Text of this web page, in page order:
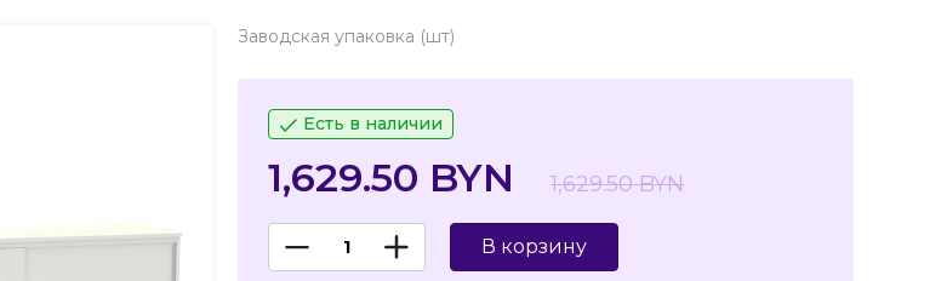
Заводская упаковка (шт)
Есть в наличии
1,629.50 BYN 1,629.50 BYN
В корзину